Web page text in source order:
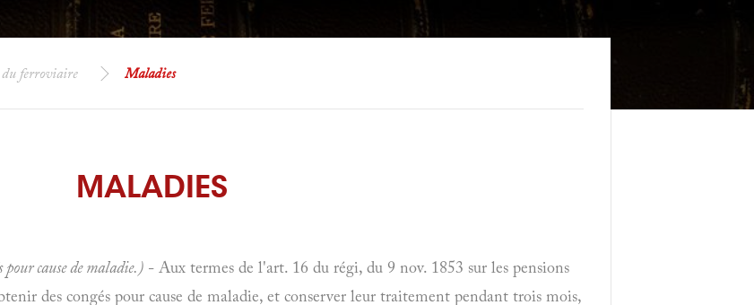
ferroviaire Maladies
MALADIES
pour cause de maladie.) - Aux termes de l'art. 16 du régi, du 9 nov. 1853 sur les pensions
des congés pour cause de maladie, et conserver leur traitement pendant trois mois,